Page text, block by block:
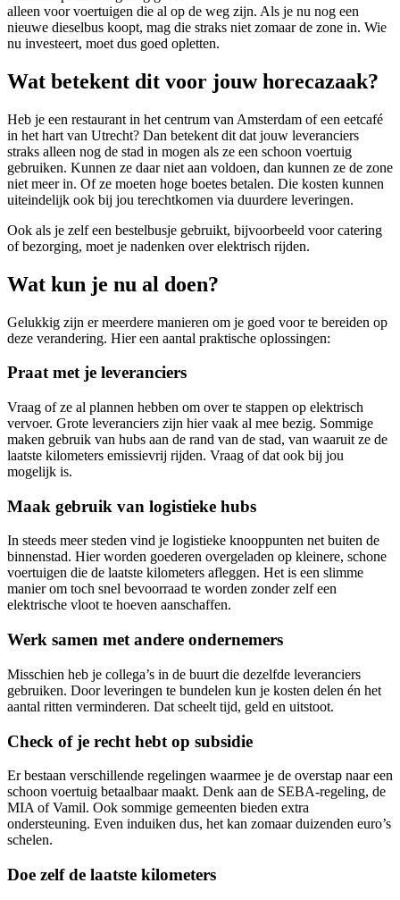
alleen voor voertuigen die al op de weg zijn. Als je nu nog een
nieuwe dieselbus koopt, mag die straks niet zomaar de zone in. Wie
nu investeert, moet dus goed opletten.
Wat betekent dit voor jouw horecazaak?
Heb je een restaurant in het centrum van Amsterdam of een eetcafé
in het hart van Utrecht? Dan betekent dit dat jouw leveranciers
straks alleen nog de stad in mogen als ze een schoon voertuig
gebruiken. Kunnen ze daar niet aan voldoen, dan kunnen ze de zone
niet meer in. Of ze moeten hoge boetes betalen. Die kosten kunnen
uiteindelijk ook bij jou terechtkomen via duurdere leveringen.
Ook als je zelf een bestelbusje gebruikt, bijvoorbeeld voor catering
of bezorging, moet je nadenken over elektrisch rijden.
Wat kun je nu al doen?
Gelukkig zijn er meerdere manieren om je goed voor te bereiden op
deze verandering. Hier een aantal praktische oplossingen:
Praat met je leveranciers
Vraag of ze al plannen hebben om over te stappen op elektrisch
vervoer. Grote leveranciers zijn hier vaak al mee bezig. Sommige
maken gebruik van hubs aan de rand van de stad, van waaruit ze de
laatste kilometers emissievrij rijden. Vraag of dat ook bij jou
mogelijk is.
Maak gebruik van logistieke hubs
In steeds meer steden vind je logistieke knooppunten net buiten de
binnenstad. Hier worden goederen overgeladen op kleinere, schone
voertuigen die de laatste kilometers afleggen. Het is een slimme
manier om toch snel bevoorraad te worden zonder zelf een
elektrische vloot te hoeven aanschaffen.
Werk samen met andere ondernemers
Misschien heb je collega’s in de buurt die dezelfde leveranciers
gebruiken. Door leveringen te bundelen kun je kosten delen én het
aantal ritten verminderen. Dat scheelt tijd, geld en uitstoot.
Check of je recht hebt op subsidie
Er bestaan verschillende regelingen waarmee je de overstap naar een
schoon voertuig betaalbaar maakt. Denk aan de SEBA-regeling, de
MIA of Vamil. Ook sommige gemeenten bieden extra
ondersteuning. Even induiken dus, het kan zomaar duizenden euro’s
schelen.
Doe zelf de laatste kilometers